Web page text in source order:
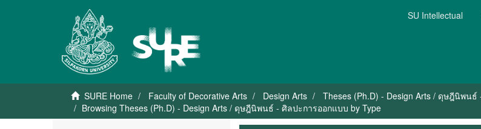
SU Intellectual
SURE Home Faculty of Decorative Arts Design Arts
Theses (Ph.D) - Design Arts / ดุษฎีนิพน
Browsing Theses (Ph.D) - Design Arts / ดุษฎีนิพนธ์ - ศิลปะการออกแบบ by Type